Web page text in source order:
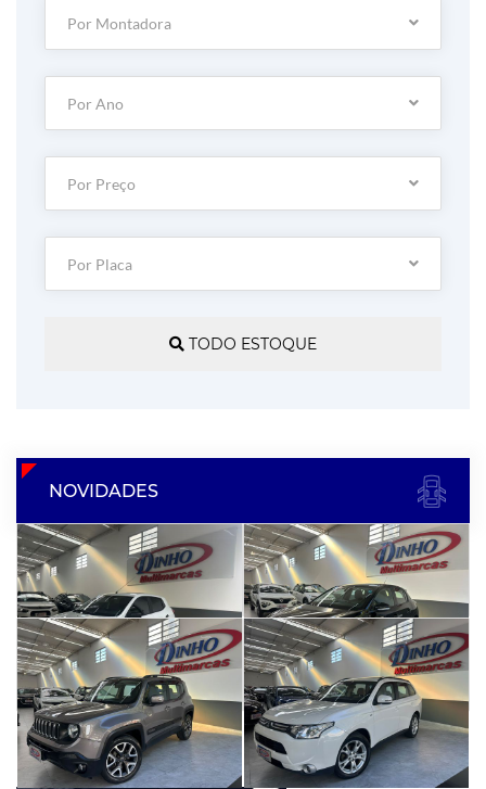
Por Montadora
Por Ano
Por Preço
Por Placa
TODO ESTOQUE
NOVIDADES